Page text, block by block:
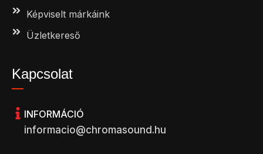
Képviselt márkáink
Üzletkereső
Kapcsolat
INFORMÁCIÓ
informacio@chromasound.hu